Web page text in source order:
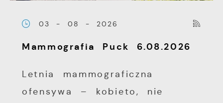
03 - 08 - 2026
Mammografia Puck 6.08.2026
Letnia mammograficzna
ofensywa – kobieto, nie